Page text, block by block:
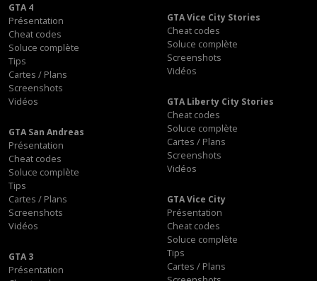
GTA 4
Présentation
Cheat codes
Soluce complète
Tips
Cartes / Plans
Screenshots
Vidéos
GTA Vice City Stories
Cheat codes
Soluce complète
Screenshots
Vidéos
GTA Liberty City Stories
Cheat codes
Soluce complète
Cartes / Plans
Screenshots
Vidéos
GTA San Andreas
Présentation
Cheat codes
Soluce complète
Tips
Cartes / Plans
Screenshots
Vidéos
GTA Vice City
Présentation
Cheat codes
Soluce complète
Tips
Cartes / Plans
GTA 3
Présentation